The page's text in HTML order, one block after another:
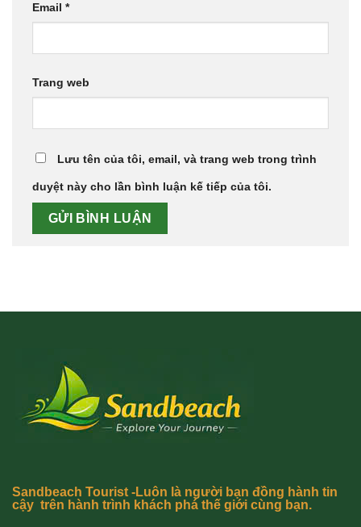
Email *
Trang web
Lưu tên của tôi, email, và trang web trong trình
duyệt này cho lần bình luận kế tiếp của tôi.
Sandbeach Tourist -Luôn là người bạn đồng hành tin
cậy trên hành trình khách phá thế giới cùng bạn.